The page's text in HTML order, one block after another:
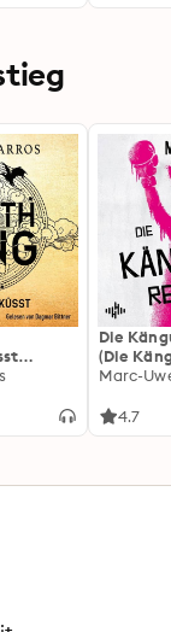
Reihe
Die
(Die
Marc-
4.7